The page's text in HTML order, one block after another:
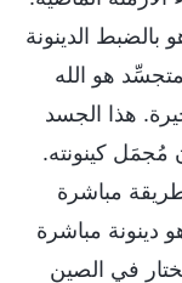
بالضبط الدينونة
هو الله
هذا الجسد
مُجمَل كينونته.
مباشرة
دينونة مباشرة
في الصين